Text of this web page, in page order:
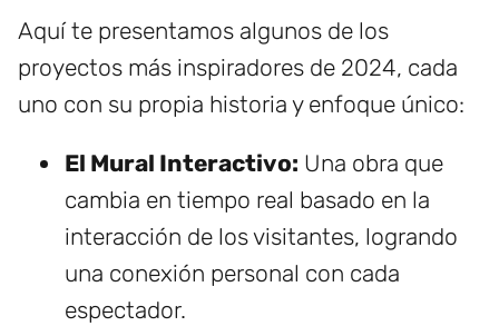
Aquí te presentamos algunos de los
proyectos más inspiradores de 2024, cada
uno con su propia historia y enfoque único:
El Mural Interactivo: Una obra que
cambia en tiempo real basado en la
interacción de los visitantes, logrando
una conexión personal con cada
espectador.